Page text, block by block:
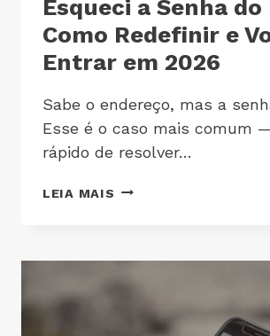
Esqueci a Senha
Como Redefinir e
Entrar em 2026
Sabe o endereço, mas a
Esse é o caso mais comum
rápido de resolver…
LEIA MAIS